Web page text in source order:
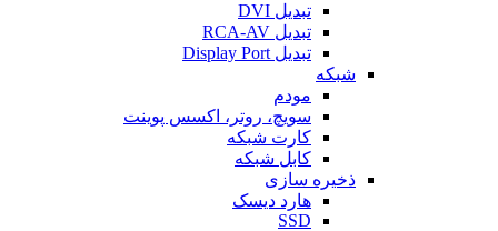
تبدیل DVI
تبدیل RCA-AV
تبدیل Display Port
شبکه
مودم
سویچ، روتر، اکسس پوینت
کارت شبکه
کابل شبکه
ذخیره سازی
هارد دیسک
SSD